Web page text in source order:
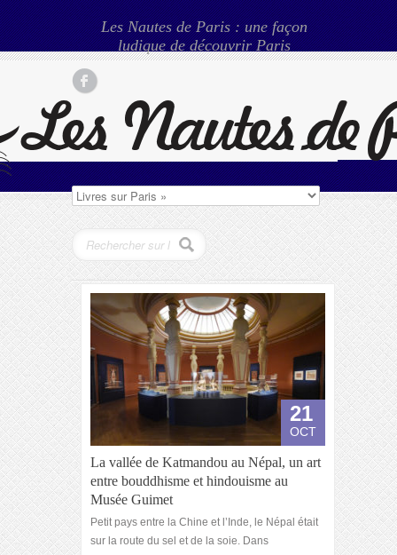
Les Nautes de Paris : une façon
ludique de découvrir Paris
21
OCT
La vallée de Katmandou au Népal, un art
entre bouddhisme et hindouisme au
Musée Guimet
Petit pays entre la Chine et l’Inde, le Népal était
sur la route du sel et de la soie. Dans